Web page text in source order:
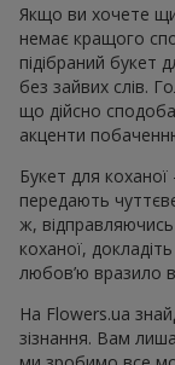
Якщо ви хочете
немає кращого
підібраний букет
без зайвих слів.
що дійсно
акценти
Букет для
передають
ж,
коханої,
любов’ю вразило
На Flowers.ua
зізнання. Вам